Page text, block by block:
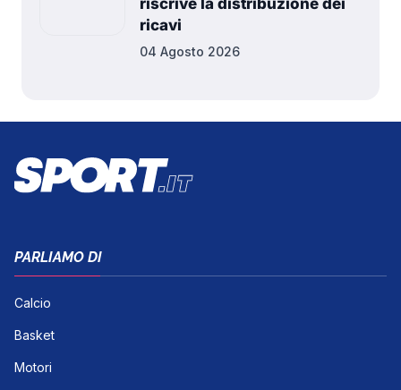
riscrive la distribuzione dei
ricavi
04 Agosto 2026
PARLIAMO DI
Calcio
Basket
Motori